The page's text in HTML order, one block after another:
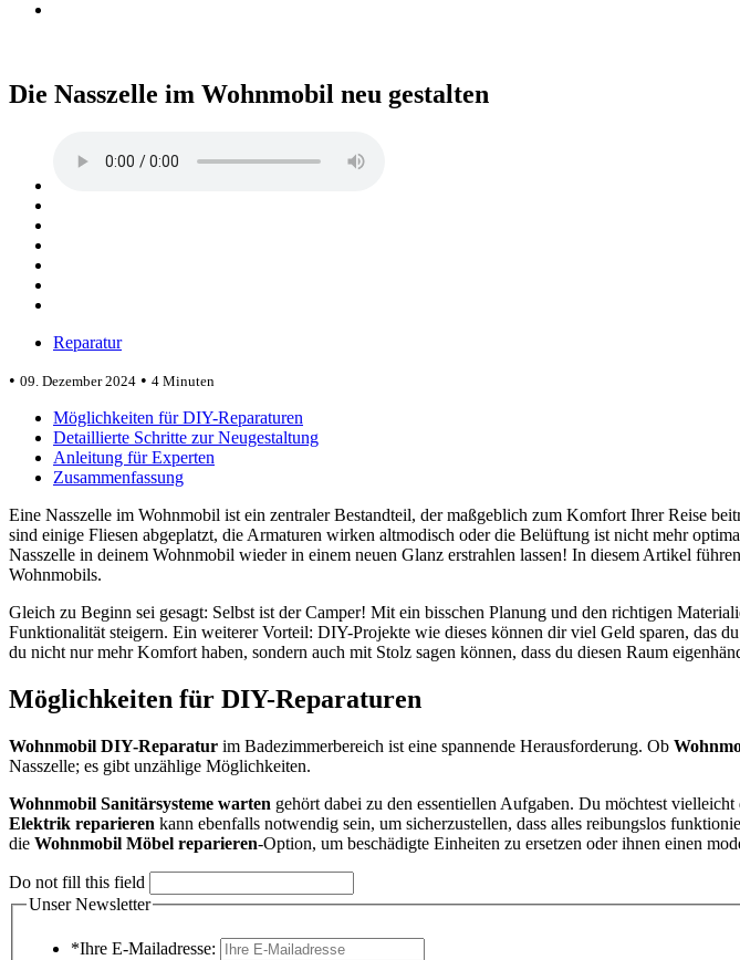
Die Nasszelle im Wohnmobil neu gestalten
Reparatur
• 09. Dezember 2024 • 4 Minuten
Möglichkeiten für DIY-Reparaturen
Detaillierte Schritte zur Neugestaltung
Anleitung für Experten
Zusammenfassung
Eine Nasszelle im Wohnmobil ist ein zentraler Bestandteil, der maßgeblich zum Komfort Ihrer Reise
sind einige Fliesen abgeplatzt, die Armaturen wirken altmodisch oder die Belüftung ist nicht mehr
Nasszelle in deinem Wohnmobil wieder in einem neuen Glanz erstrahlen lassen! In diesem Artikel
Wohnmobils.
Gleich zu Beginn sei gesagt: Selbst ist der Camper! Mit ein bisschen Planung und den richtigen
Funktionalität steigern. Ein weiterer Vorteil: DIY-Projekte wie dieses können dir viel Geld sparen, das
du nicht nur mehr Komfort haben, sondern auch mit Stolz sagen können, dass du diesen Raum
Möglichkeiten für DIY-Reparaturen
Wohnmobil DIY-Reparatur im Badezimmerbereich ist eine spannende Herausforderung. Ob
Nasszelle; es gibt unzählige Möglichkeiten.
Wohnmobil Sanitärsysteme warten gehört dabei zu den essentiellen Aufgaben. Du möchtest
Elektrik reparieren kann ebenfalls notwendig sein, um sicherzustellen, dass alles reibungslos
die Wohnmobil Möbel reparieren-Option, um beschädigte Einheiten zu ersetzen oder ihnen einen
Do not fill this field
Unser Newsletter
*Ihre E-Mailadresse: